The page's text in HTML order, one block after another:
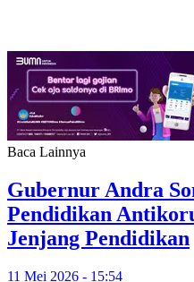
Baca Lainnya
Gubernur Andra
Pendidikan
Jenjang Pendidikan
11 Mei 2026 - 15:54